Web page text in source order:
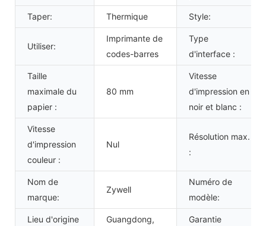
Taper: Thermique Style:
Utiliser:
Imprimante de
codes-barres
Type
d'interface :
Taille
maximale du
papier :
80 mm
Vitesse
d'impression en
noir et blanc :
Vitesse
d'impression
couleur :
Nul
Résolution max.
:
Nom de
marque:
Zywell
Numéro de
modèle:
Lieu d'origine
Guangdong,
Garantie